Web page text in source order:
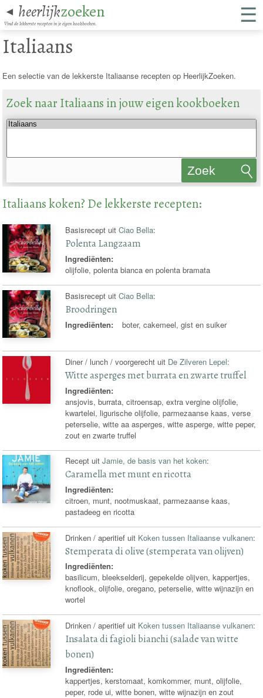
◄ heerlijkzoeken
Vind de lekkerste recepten in je eigen kookboeken. ☰
Italiaans
Een selectie van de lekkerste Italiaanse recepten op HeerlijkZoeken.
Zoek naar Italiaans in jouw eigen kookboeken
Zoek
Italiaans koken? De lekkerste recepten:
Basisrecept uitCiao Bella:
Polenta Langzaam
Ingrediënten:
olijfolie, polenta bianca en polenta bramata
Basisrecept uitCiao Bella:
Broodringen
Ingrediënten: boter, cakemeel, gist en suiker
Diner / lunch / voorgerecht uit De Zilveren Lepel:
Witte asperges met burrata en zwarte truffel
Ingrediënten:
ansjovis, burrata, citroensap, extra vergine olijfolie,
kwartelei, ligurische olijfolie, parmezaanse kaas, verse
peterselie, witte aa asperges, witte asperge, witte peper,
zout en zwarte truffel
Recept uitJamie, de basis van het koken:
Caramella met munt en ricotta
Ingrediënten:
citroen, munt, nootmuskaat, parmezaanse kaas,
pastadeeg en ricotta
Drinken / aperitief uit Koken tussen Italiaanse vulkanen:
Stemperata di olive (stemperata van olijven)
Ingrediënten:
basilicum, bleekselderij, gepekelde olijven, kappertjes,
knoflook, olijfolie, oregano, peterselie, witte wijnazijn en
wortel
Drinken / aperitief uit Koken tussen Italiaanse vulkanen:
Insalata di fagioli bianchi (salade van witte
bonen)
Ingrediënten:
kappertjes, kerstomaat, komkommer, munt, olijfolie,
peper, rode ui, witte bonen, witte wijnazijn en zout